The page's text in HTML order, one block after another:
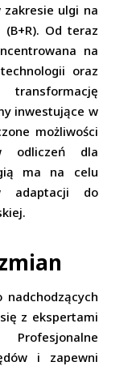
zakresie ulgi na
(B+R). Od teraz
na
oraz
inwestujące w
możliwości
odliczeń dla
ma na celu
adaptacji do
z ekspertami
Profesjonalne
i zapewni